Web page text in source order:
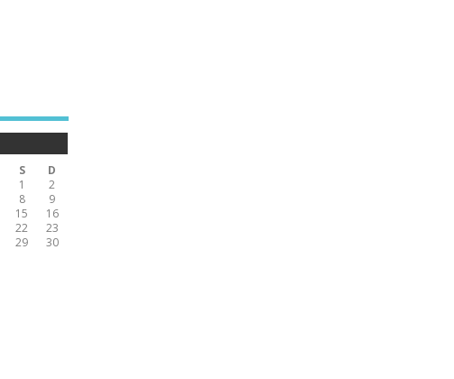
S
D
1
2
8
9
15
16
22
23
29
30